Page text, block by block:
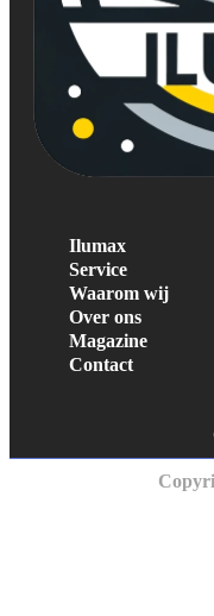
Ilumax
Service
Waarom wij
Over ons
Magazine
Contact